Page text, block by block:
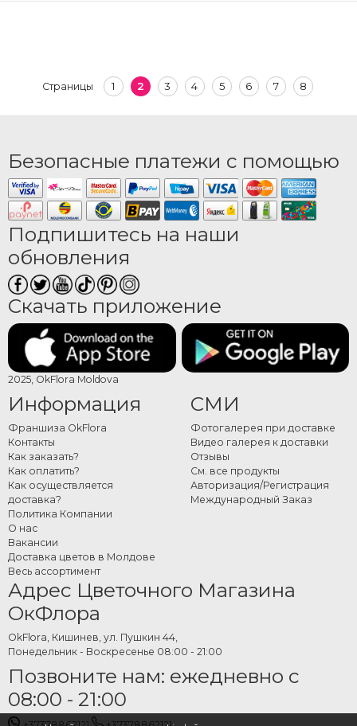
Страницы 1 2 3 4 5 6 7 8
Безопасные платежи с помощью
Подпишитесь на наши
обновления
Скачать приложение
2025, OkFlora Moldova
Информация
Франшиза OkFlora
Контакты
Как заказать?
Как оплатить?
Как осуществляется
доставка?
Политика Компании
О нас
Вакансии
Доставка цветов в Молдове
Весь ассортимент
СМИ
Фотогалерея при доставке
Видео галерея к доставки
Отзывы
См. все продукты
Авторизация/Регистрация
Международный Заказ
Адрес Цветочного Магазина
ОкФлора
OkFlora, Кишинев, ул. Пушкин 44,
Понедельник - Воскресенье 08:00 - 21:00
Позвоните нам: ежедневно с
08:00 - 21:00